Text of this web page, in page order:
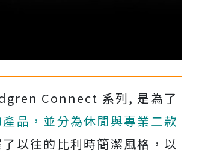
Connect 系列, 是為了
品，並分為休閒與專業二款
了以往的比利時簡潔風格，以